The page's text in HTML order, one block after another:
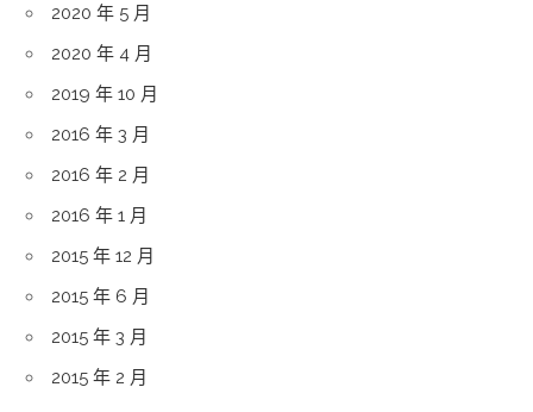
2020 年 5 月
2020 年 4 月
2019 年 10 月
2016 年 3 月
2016 年 2 月
2016 年 1 月
2015 年 12 月
2015 年 6 月
2015 年 3 月
2015 年 2 月